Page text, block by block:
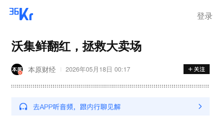
登录
沃集鲜翻红，拯救大卖场
本原财经 2026年05月18日 00:17